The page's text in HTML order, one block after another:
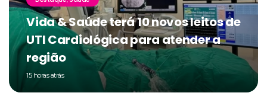
Vida & Saúde terá 10 novos leitos de
UTI Cardiológica para atender a
região
15 horas atrás